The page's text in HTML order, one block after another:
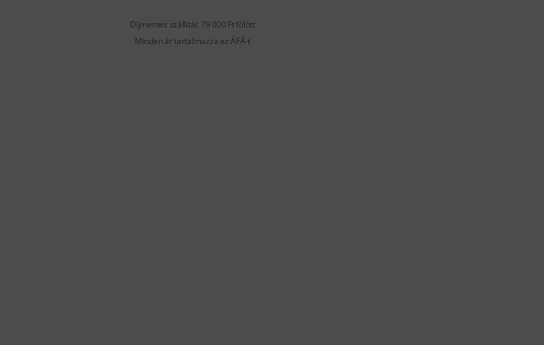
Díjmentes szállítás 79 000 Ft fölött
Minden ár tartalmazza az ÁFÁ-t